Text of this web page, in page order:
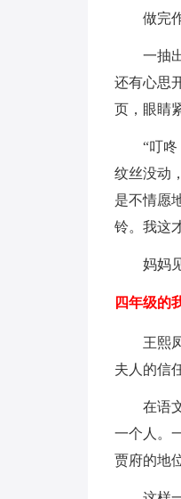
做完
一抽
还有心思
页，眼睛
“叮
纹丝没动
是不情愿
铃。我这
妈妈
四年级的
王熙
夫人的信
在语
一个人。
贾府的地